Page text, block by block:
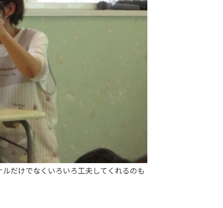
だけでなくいろいろ工夫してくれるのも